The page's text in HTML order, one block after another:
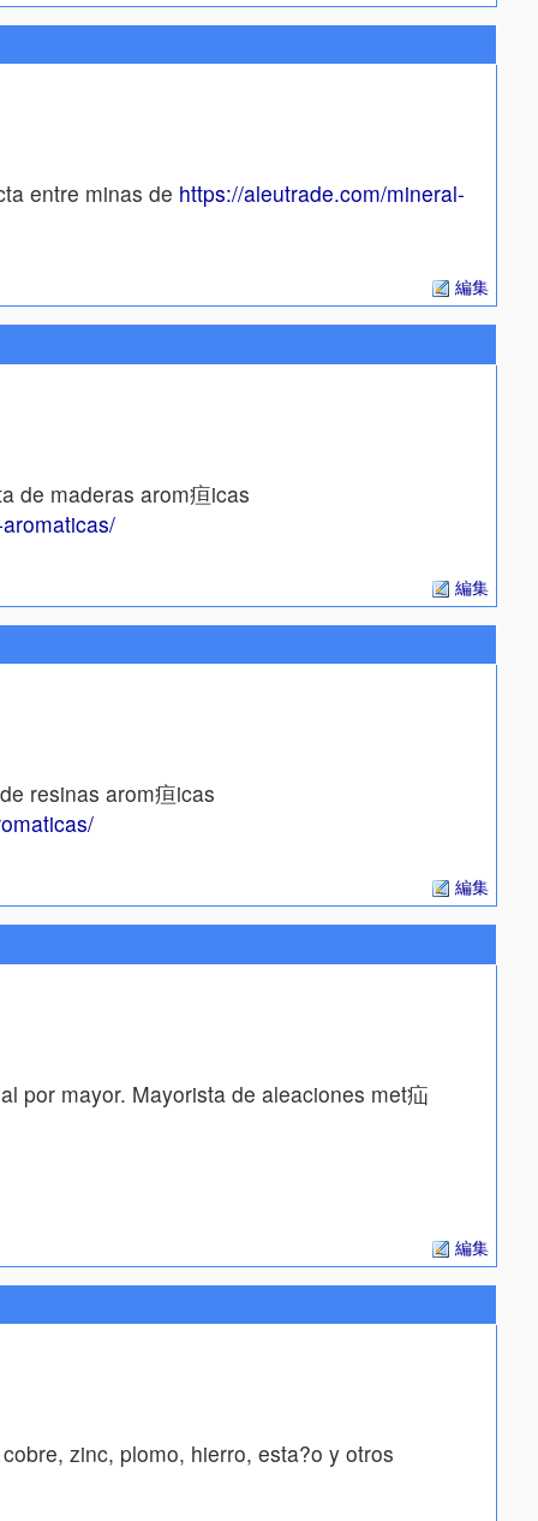
entre minas de https://aleutrade.com/mineral-
編集
de maderas arom疸icas
編集
resinas arom疸icas
編集
por mayor. Mayorista de aleaciones met疝
編集
zinc, plomo, hierro, esta?o y otros